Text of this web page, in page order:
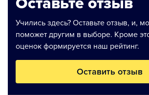
Учились здесь? Оставьте отзыв, и,
поможет другим в выборе. Кроме
оценок формируется наш рейтинг.
Оставить отзыв